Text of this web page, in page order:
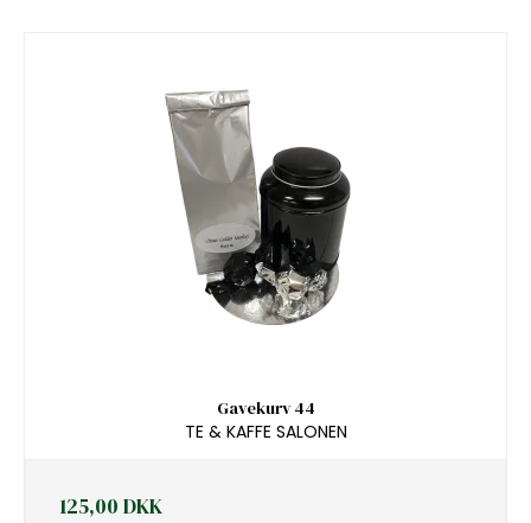
Gavekurv 44
TE & KAFFE SALONEN
125,00 DKK